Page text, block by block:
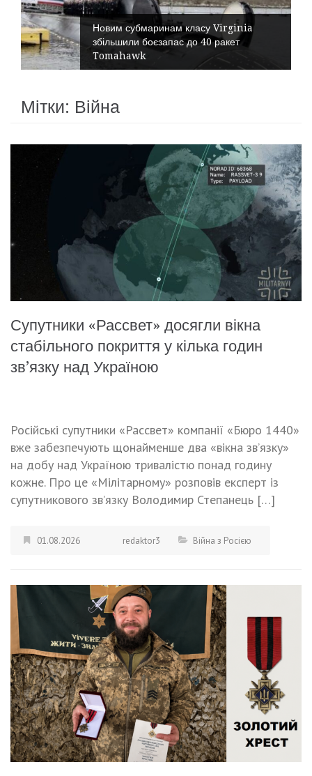
Новим субмаринам класу Virginia
збільшили боєзапас до 40 ракет
Tomahawk
Мітки: Війна
Супутники «Рассвет» досягли вікна
стабільного покриття у кілька годин
зв’язку над Україною
Російські супутники «Рассвет» компанії «Бюро 1440»
вже забезпечують щонайменше два «вікна зв’язку»
на добу над Україною тривалістю понад годину
кожне. Про це «Мілітарному» розповів експерт із
супутникового зв’язку Володимир Степанець […]
01.08.2026 redaktor3 Війна з Росією